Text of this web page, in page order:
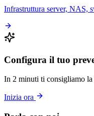
Infrastruttura server, NAS,
Configura il tuo
In 2 minuti ti consigliamo la
Inizia ora